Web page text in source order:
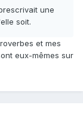
une
soit.
et mes
eux-mêmes sur